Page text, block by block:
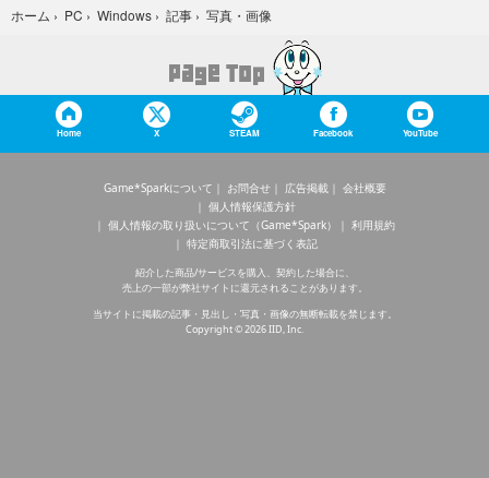
ホーム › PC › Windows › 記事 › 写真・画像
Home X STEAM Facebook YouTube
Game*Sparkについて お問合せ 広告掲載
会社概要
個人情報保護方針
個人情報の取り扱いについて（Game*Spark）
利用規約
特定商取引法に基づく表記
紹介した商品/サービスを購入、契約した場合に、
売上の一部が弊社サイトに還元されることがあります。
当サイトに掲載の記事・見出し・写真・画像の無断転載を禁じます。
Copyright © 2026 IID, Inc.